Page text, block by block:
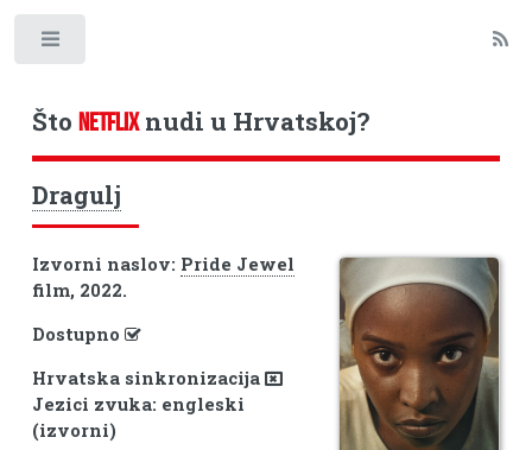
Što NETFLIXnudi u Hrvatskoj?
Dragulj
Izvorni naslov: Pride Jewel
film, 2022.
Dostupno
Hrvatska sinkronizacija
Jezici zvuka: engleski
(izvorni)